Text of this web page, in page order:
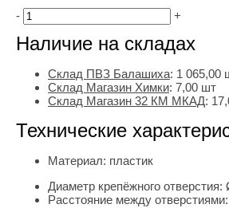
- +
Наличие на складах
Склад ПВЗ Балашиха: 1 065,00
Склад Магазин Химки: 7,00 шт
Склад Магазин 32 КМ МКАД:
Технические
Материал: пластик
Диаметр крепёжного отверстия:
Расстояние между отверстиями: